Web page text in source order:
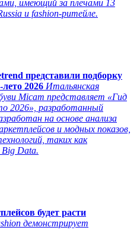
имеющий за плечами 13
и fashion-ритейле.
представили подборку
лето 2026 Итальянская
Micam представляет «Гид
2026», разработанный
на основе анализа
и модных показов,
таких как
Data.
будет расти
демонстрирует